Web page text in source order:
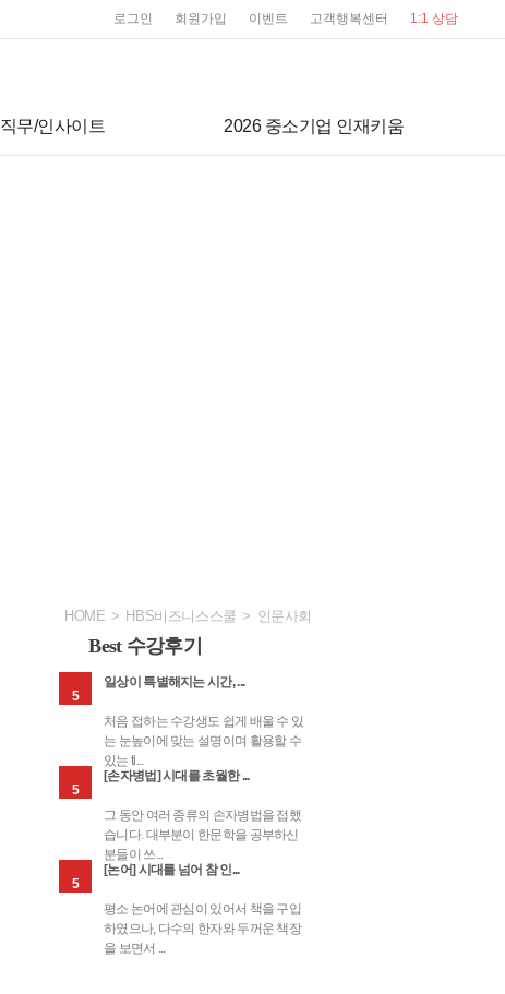
로그인 회원가입 이벤트 고객행복센터 1:1 상담
직무/인사이트 2026 중소기업 인재키움
HOME > HBS비즈니스스쿨 > 인문사회
[고리오영감] 발자크가
말하는 19세기 격변의 프
랑스...
묻는 인생의 가치
Best 수강후기
5
일상이 특별해지는 시간, ...
처음 접하는 수강생도 쉽게 배울 수 있
는 눈높이에 맞는 설명이며 활용할 수
있는 ti...
5
[손자병법] 시대를 초월한 ...
그 동안 여러 종류의 손자병법을 접했
습니다. 대부분이 한문학을 공부하신
분들이 쓰...
5
[논어] 시대를 넘어 참 인...
평소 논어에 관심이 있어서 책을 구입
하였으나, 다수의 한자와 두꺼운 책장
을 보면서 ...